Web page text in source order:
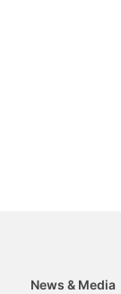
News & Media